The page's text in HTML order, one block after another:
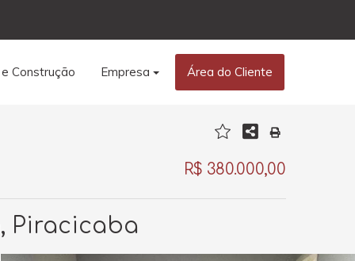
Construção Empresa Área do Cliente
R$ 380.000,00
Piracicaba